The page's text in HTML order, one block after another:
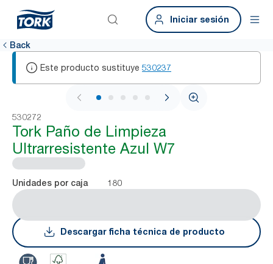
Iniciar sesión
Back
Este producto sustituye 530237
1 / 5
530272
Tork Paño de Limpieza
Ultrarresistente Azul W7
Unidades por caja 180
Descargar ficha técnica de producto